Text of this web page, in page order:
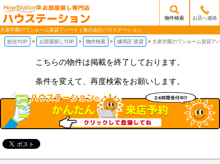
/mobile_img/head-logo.png
物件検索 お店へ連絡
大泉学園のワンルーム賃貸アパート | 株式会社ハウステーション
総合TOP お部屋探しTOP 物件検索 練馬区 賃貸 大泉学園のワンルーム賃貸ア
こちらの物件は掲載を終了しております。
条件を変えて、再度検索をお願いします。